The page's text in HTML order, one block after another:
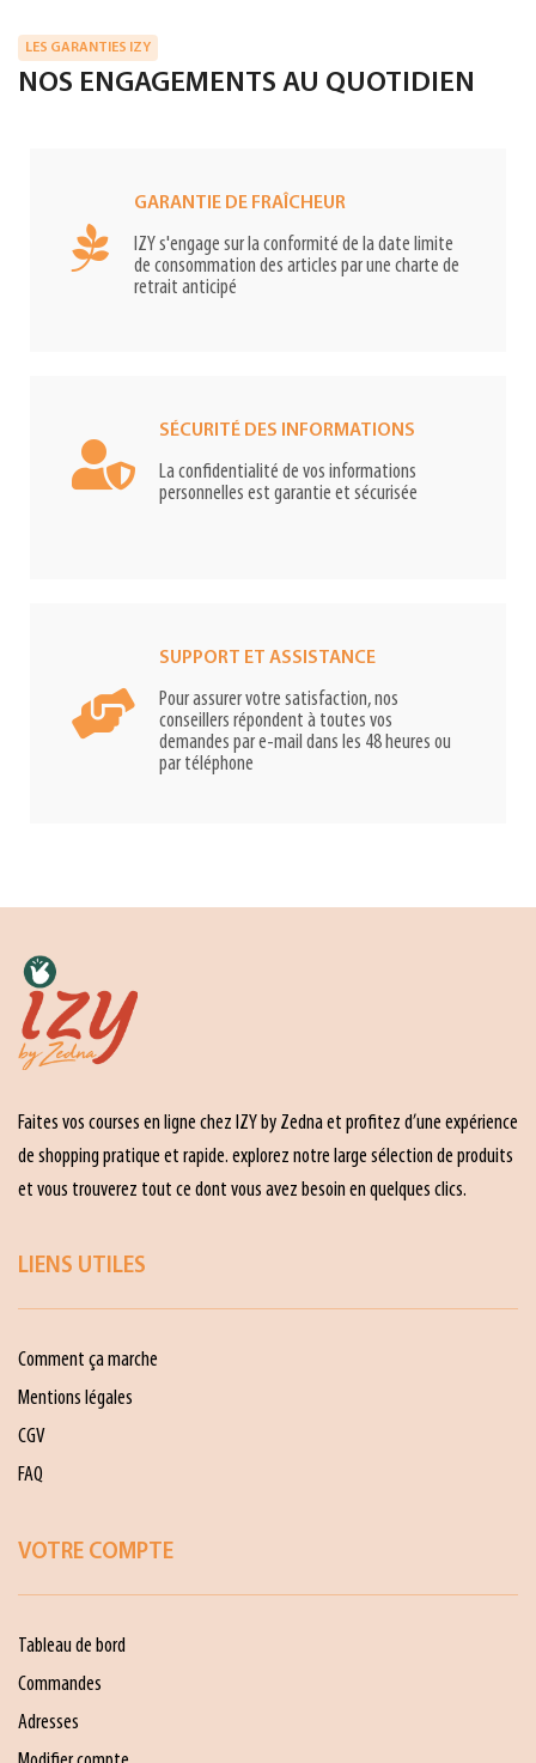
LES GARANTIES IZY
NOS ENGAGEMENTS AU QUOTIDIEN
GARANTIE DE FRAÎCHEUR
IZY s'engage sur la conformité de la date limite
de consommation des articles par une charte de
retrait anticipé
SÉCURITÉ DES INFORMATIONS
La confidentialité de vos informations
personnelles est garantie et sécurisée
SUPPORT ET ASSISTANCE
Pour assurer votre satisfaction, nos
conseillers répondent à toutes vos
demandes par e-mail dans les 48 heures ou
par téléphone
Faites vos courses en ligne chez IZY by Zedna et profitez d’une expérience
de shopping pratique et rapide. explorez notre large sélection de produits
et vous trouverez tout ce dont vous avez besoin en quelques clics.
LIENS UTILES
Comment ça marche
Mentions légales
CGV
FAQ
VOTRE COMPTE
Tableau de bord
Commandes
Adresses